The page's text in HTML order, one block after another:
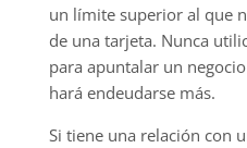
un límite superior al que
de una tarjeta. Nunca
para apuntalar un
hará endeudarse más.
Si tiene una relación con